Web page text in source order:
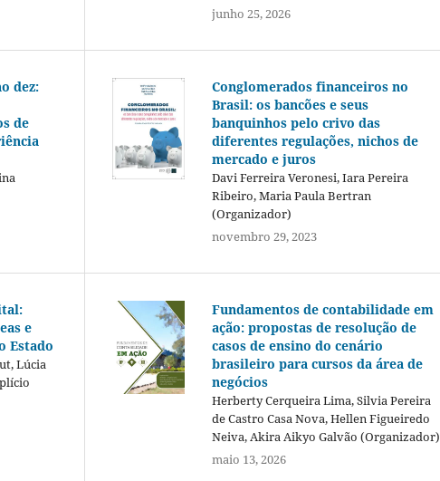
junho 25, 2026
dez:
de
Conglomerados financeiros no
Brasil: os bancões e seus
banquinhos pelo crivo das
diferentes regulações, nichos de
mercado e juros
Davi Ferreira Veronesi, Iara Pereira
Ribeiro, Maria Paula Bertran
(Organizador)
novembro 29, 2023
e
Estado
Lúcia
Fundamentos de contabilidade em
ação: propostas de resolução de
casos de ensino do cenário
brasileiro para cursos da área de
negócios
Herberty Cerqueira Lima, Silvia Pereira
de Castro Casa Nova, Hellen Figueiredo
Neiva, Akira Aikyo Galvão (Organizador)
maio 13, 2026